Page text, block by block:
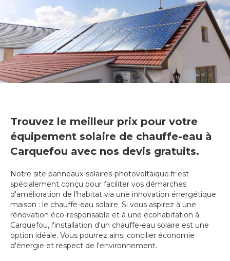
Trouvez le meilleur prix pour votre
équipement solaire de chauffe-eau à
Carquefou avec nos devis gratuits.
Notre site panneaux-solaires-photovoltaique.fr est
spécialement conçu pour faciliter vos démarches
d'amélioration de l'habitat via une innovation énergétique
maison : le chauffe-eau solaire. Si vous aspirez à une
rénovation éco-responsable et à une écohabitation à
Carquefou, l'installation d'un chauffe-eau solaire est une
option idéale. Vous pourrez ainsi concilier économie
d'énergie et respect de l'environnement.